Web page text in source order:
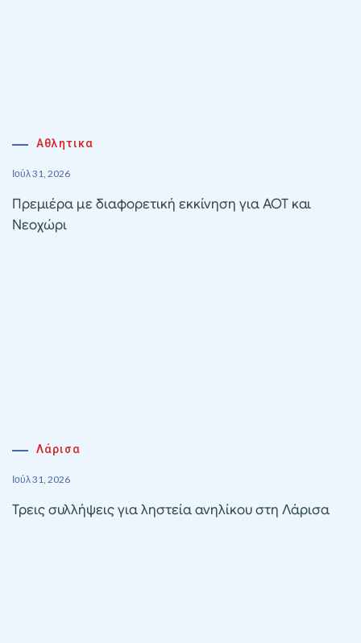
Αθλητικα
Ιούλ 31, 2026
Πρεμιέρα με διαφορετική εκκίνηση για ΑΟΤ και
Νεοχώρι
Λάρισα
Ιούλ 31, 2026
Τρεις συλλήψεις για ληστεία ανηλίκου στη Λάρισα